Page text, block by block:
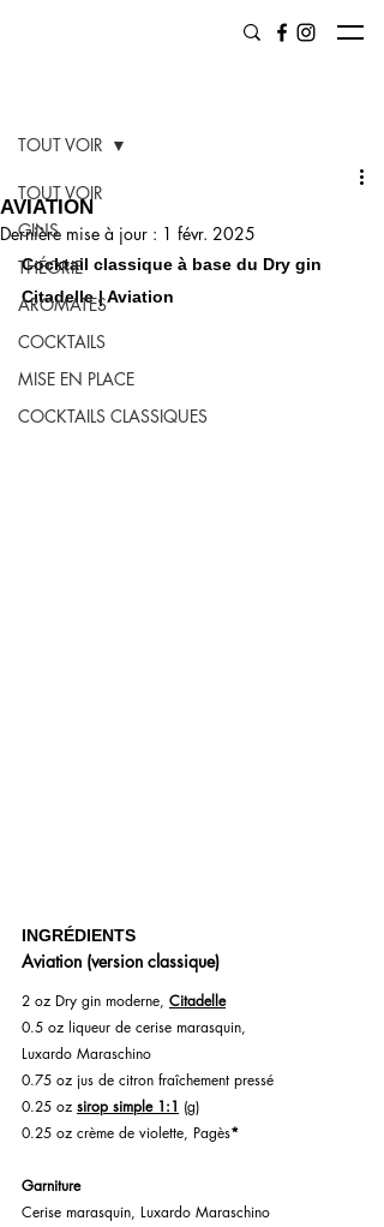
TOUT VOIR
GINS
THÉORIE
AROMATES
COCKTAILS
MISE EN PLACE
COCKTAILS CLASSIQUES
TOUT VOIR
AVIATION
Dernière mise à jour : 1 févr. 2025
Cocktail classique à base du Dry gin
Citadelle | Aviation
INGRÉDIENTS
Aviation (version classique)
2 oz Dry gin moderne, Citadelle
0.5 oz liqueur de cerise marasquin,
Luxardo Maraschino
0.75 oz jus de citron fraîchement pressé
0.25 oz sirop simple 1:1 (g)
0.25 oz crème de violette, Pagès*
Garniture
Cerise marasquin, Luxardo Maraschino